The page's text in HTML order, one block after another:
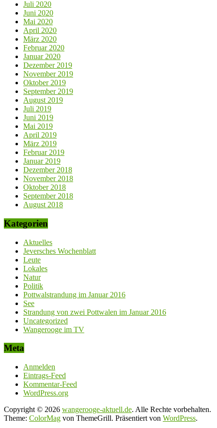
Juli 2020
Juni 2020
Mai 2020
April 2020
März 2020
Februar 2020
Januar 2020
Dezember 2019
November 2019
Oktober 2019
September 2019
August 2019
Juli 2019
Juni 2019
Mai 2019
April 2019
März 2019
Februar 2019
Januar 2019
Dezember 2018
November 2018
Oktober 2018
September 2018
August 2018
Kategorien
Aktuelles
Jeversches Wochenblatt
Leute
Lokales
Natur
Politik
Pottwalstrandung im Januar 2016
See
Strandung von zwei Pottwalen im Januar 2016
Uncategorized
Wangerooge im TV
Meta
Anmelden
Eintrags-Feed
Kommentar-Feed
WordPress.org
Copyright © 2026 wangerooge-aktuell.de. Alle Rechte vorbehalten.
Theme: ColorMag von ThemeGrill. Präsentiert von WordPress.